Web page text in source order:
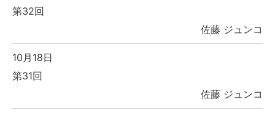
第32回
佐藤 ジュンコ
10月18日
第31回
佐藤 ジュンコ